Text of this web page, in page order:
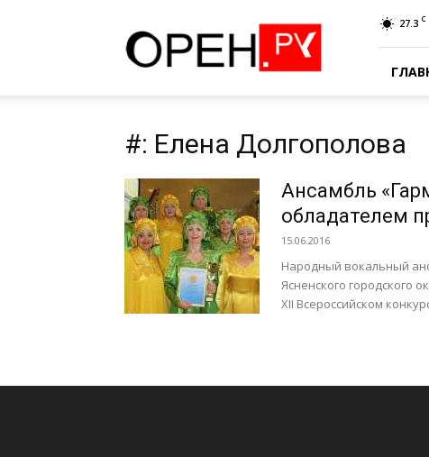
27.3 C
#: Елена Долгополова
Ансамбль
обладателем
15.06.2016
Народный вокальный
Ясненского городского
ХII Всероссийском